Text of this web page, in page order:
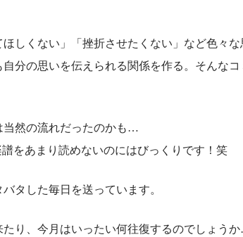
しくない」「挫折させたくない」など色々
分の思いを伝えられる関係を作る。そんな
当然の流れだったのかも…
をあまり読めないのにはびっくりです！笑
タした毎日を送っています。
り、今月はいったい何往復するのでしょう